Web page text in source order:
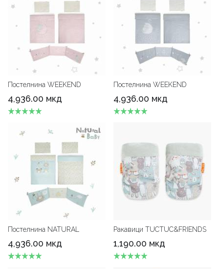
Постелнина WEEKEND
4,936.00 мкд
Постелнина WEEKEND
4,936.00 мкд
Постелнина NATURAL
4,936.00 мкд
Ракавици TUCTUC&FRIENDS
1,190.00 мкд